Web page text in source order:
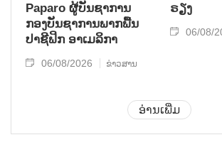
Paparo ຜູ້​ບັນ​ຊາ​ການ
ກອງ​ບັນ​ຊາ​ການພາກ​ພື້ນ​
ປາ​ຊີ​ຟິກ ອາ​ເມ​ລິ​ກາ
06/08/2026 ຂ່າວສານ
ຣຽງ
06/08/
ອ່ານເພີ່ມ